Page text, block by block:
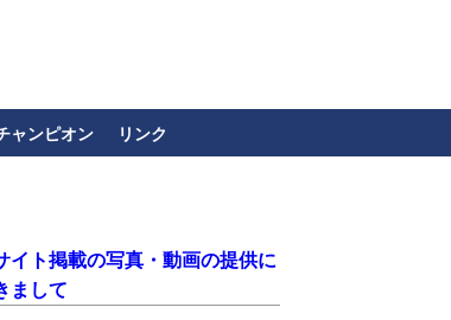
ャンピオン リンク
イト掲載の写真・動画の提供に
まして